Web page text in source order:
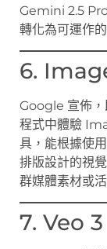
Gemini 2.5
轉化為可運作
6.
Google 宣佈，
程式中體驗
具，能根據使
排版設計的視
群媒體素材或
7. Veo 3